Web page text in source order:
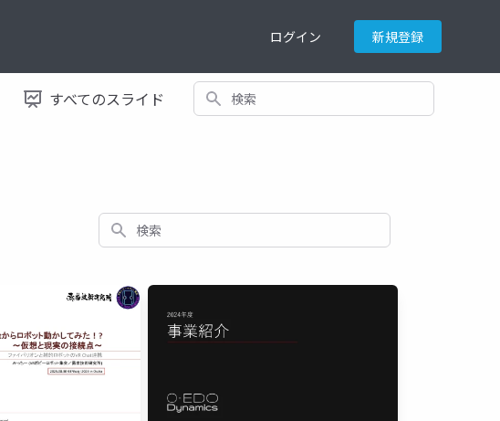
ログイン 新規登録
すべてのスライド 検索
検索